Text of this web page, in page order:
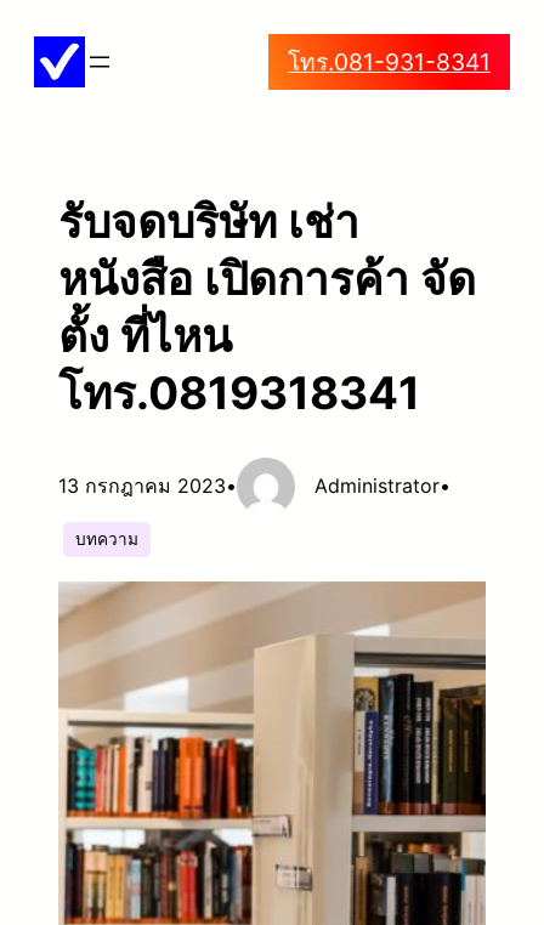
โทร.081-931-8341
รับจดบริษัท เช่า
หนังสือ เปิดการค้า จัด
ตั้ง ที่ไหน
โทร.0819318341
13 กรกฎาคม 2023• Administrator•
บทความ